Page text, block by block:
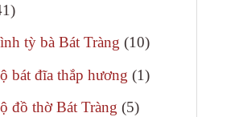
41
sản
phẩm
tỳ bà Bát Tràng 1010
phẩm
bát đĩa thắp hương 11
đồ thờ Bát Tràng 55